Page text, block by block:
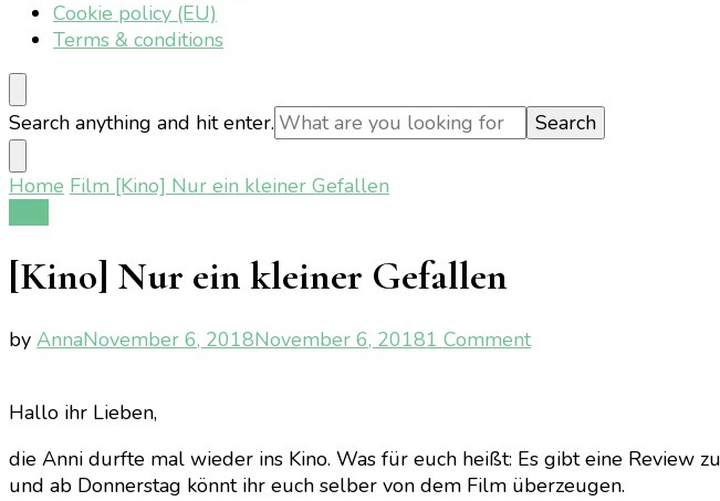
Cookie policy (EU)
Terms & conditions
Looking
for
Something?
Search anything and hit enter.
Home Film [Kino] Nur ein kleiner Gefallen
[Kino] Nur ein kleiner Gefallen
by AnnaNovember 6, 2018November 6, 20181 Commenton
kleiner
Gefallen
Hallo ihr Lieben,
die Anni durfte mal wieder ins Kino. Was für euch heißt: Es gibt eine Review
und ab Donnerstag könnt ihr euch selber von dem Film überzeugen.